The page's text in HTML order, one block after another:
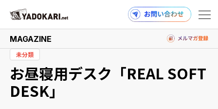
商品検索 読みもの検索
MAGAZINE
未分類
お昼寝用デスク「REAL SOFT
DESK」